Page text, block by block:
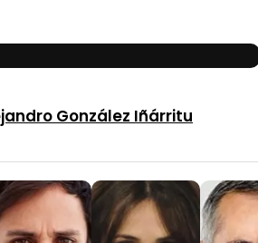
González Iñárritu